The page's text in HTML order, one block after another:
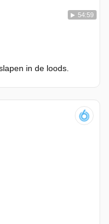
54:59
in de loods.